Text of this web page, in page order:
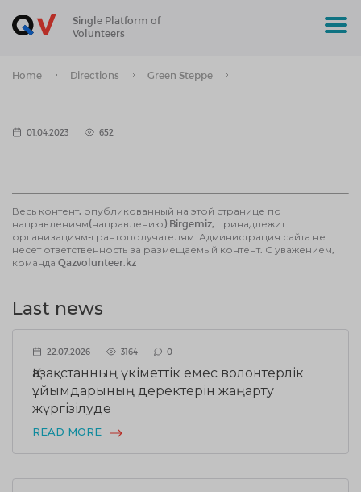
Single Platform of
Volunteers
Home Directions Green Steppe
01.04.2023 652
Весь контент, опубликованный на этой странице по
направлениям(направлению) Birgemiz, принадлежит
организациям-грантополучателям. Администрация сайта не
несет ответственность за размещаемый контент. С уважением,
команда Qazvolunteer.kz
Last news
22.07.2026 3164 0
Қазақстанның үкіметтік емес волонтерлік
ұйымдарының деректерін жаңарту
жүргізілуде
READ MORE